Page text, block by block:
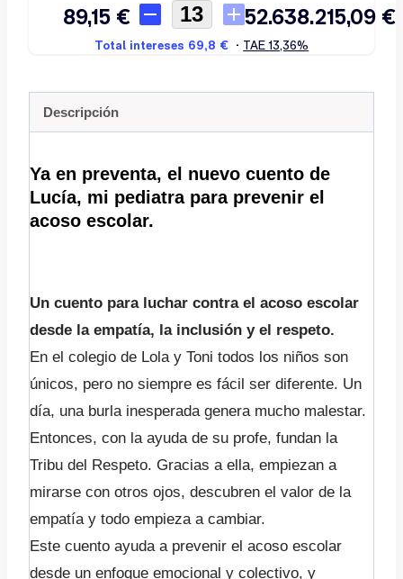
Descripción
Ya en preventa, el nuevo cuento de
Lucía, mi pediatra para prevenir el
acoso escolar.
Un cuento para luchar contra el acoso escolar
desde la empatía, la inclusión y el respeto.
En el colegio de Lola y Toni todos los niños son
únicos, pero no siempre es fácil ser diferente. Un
día, una burla inesperada genera mucho malestar.
Entonces, con la ayuda de su profe, fundan la
Tribu del Respeto. Gracias a ella, empiezan a
mirarse con otros ojos, descubren el valor de la
empatía y todo empieza a cambiar.
Este cuento ayuda a prevenir el acoso escolar
desde un enfoque emocional y colectivo, y